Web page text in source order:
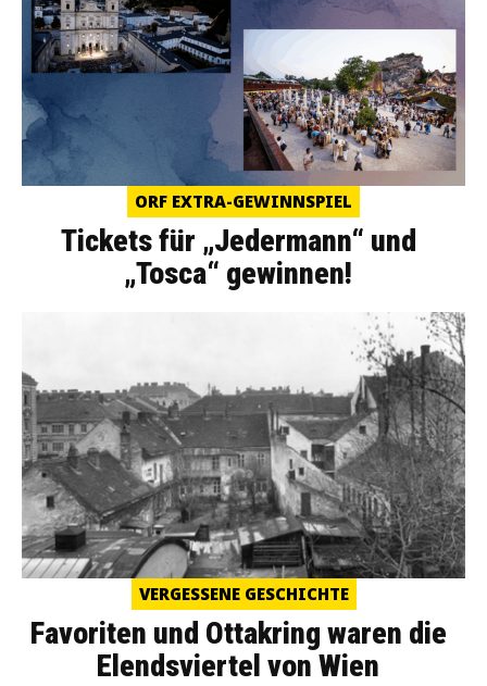
ORF EXTRA-GEWINNSPIEL
Tickets für „Jedermann“ und
„Tosca“ gewinnen!
VERGESSENE GESCHICHTE
Favoriten und Ottakring waren die
Elendsviertel von Wien